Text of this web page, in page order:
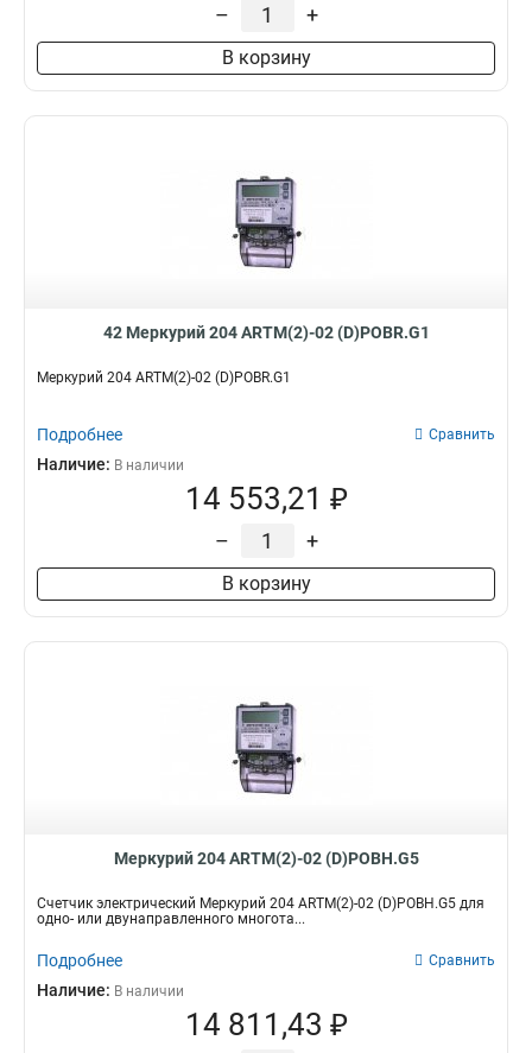
– +
В корзину
42 Меркурий 204 ARTM(2)-02 (D)POBR.G1
Меркурий 204 ARTM(2)-02 (D)POBR.G1
Подробнее Сравнить
Наличие: В наличии
14 553,21 ₽
– +
В корзину
Меркурий 204 ARTM(2)-02 (D)POBH.G5
Счетчик электрический Меркурий 204 ARTM(2)-02 (D)POBH.G5 для
одно- или двунаправленного многота...
Подробнее Сравнить
Наличие: В наличии
14 811,43 ₽